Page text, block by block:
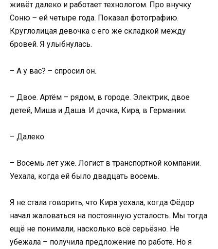
живёт далеко и работает технологом. Про внучку
Соню – ей четыре года. Показал фотографию.
Круглолицая девочка с его же складкой между
бровей. Я улыбнулась.
– А у вас? – спросил он.
– Двое. Артём – рядом, в городе. Электрик, двое
детей, Миша и Даша. И дочка, Кира, в Германии.
– Далеко.
– Восемь лет уже. Логист в транспортной компании.
Уехала, когда ей было двадцать восемь.
Я не стала говорить, что Кира уехала, когда Фёдор
начал жаловаться на постоянную усталость. Мы тогда
ещё не понимали, насколько всё серьёзно. Не
убежала – получила предложение по работе. Но я